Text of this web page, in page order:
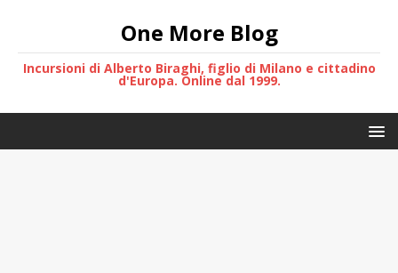
One More Blog
Incursioni di Alberto Biraghi, figlio di Milano e cittadino
d'Europa. Online dal 1999.